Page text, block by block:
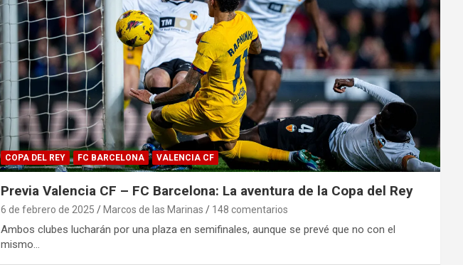
COPA DEL REY FC BARCELONA VALENCIA CF
Previa Valencia CF – FC Barcelona: La aventura de la Copa del Rey
6 de febrero de 2025 Marcos de las Marinas 148 comentarios
Ambos clubes lucharán por una plaza en semifinales, aunque se prevé que no con el
mismo…